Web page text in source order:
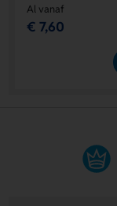
Al vanaf
€ 7,60